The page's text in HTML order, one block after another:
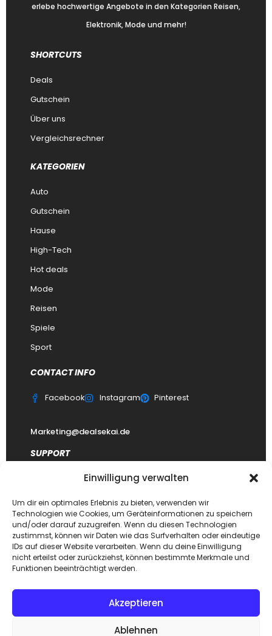
Einwilligung verwalten
Um dir ein optimales Erlebnis zu bieten, verwenden wir
Technologien wie Cookies, um Geräteinformationen zu speichern
und/oder darauf zuzugreifen. Wenn du diesen Technologien
zustimmst, können wir Daten wie das Surfverhalten oder eindeutige
IDs auf dieser Website verarbeiten. Wenn du deine Einwilligung
nicht erteilst oder zurückziehst, können bestimmte Merkmale und
Funktionen beeinträchtigt werden.
Akzeptieren
Ablehnen
erlebe hochwertige Angebote in den Kategorien Reisen,
Elektronik, Mode und mehr!
SHORTCUTS
Deals
Gutschein
Über uns
Vergleichsrechner
KATEGORIEN
Auto
Gutschein
Hause
High-Tech
Hot deals
Mode
Reisen
Spiele
Sport
CONTACT INFO
Facebook Instagram Pinterest
Marketing@dealsekai.de
SUPPORT
datenschutzerklärung
Impressum
Haftungsausschluss
FAQ Dealsekai
Copyright © 2026. Designed byDealsekai